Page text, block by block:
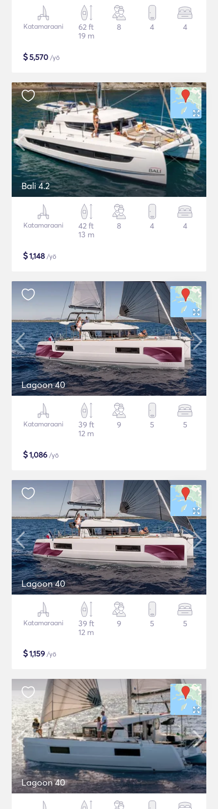
Katamaraani
62 ft
19 m
8 4 4
$5,570 /yö
Bali 4.2
Katamaraani
42 ft
13 m
8 4 4
$1,148 /yö
Lagoon 40
Katamaraani
39 ft
12 m
9 5 5
$1,086 /yö
Lagoon 40
Katamaraani
39 ft
12 m
9 5 5
$1,159 /yö
Lagoon 40